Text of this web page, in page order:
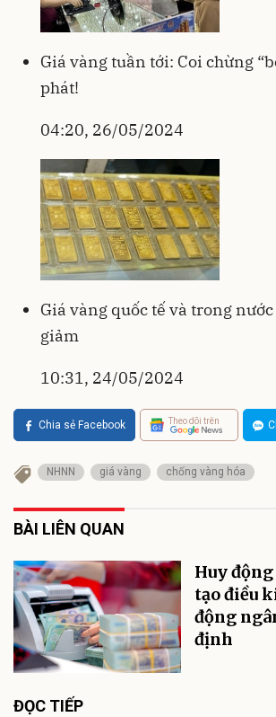
Giá vàng tuần tới: Coi chừng
phát!
04:20, 26/05/2024
Giá vàng quốc tế và trong
giảm
10:31, 24/05/2024
Chia sẻ Facebook Theo dõi trên
NHNN giá vàng chống vàng hóa
BÀI LIÊN QUAN
Huy
tạo điều
động
định
ĐỌC TIẾP